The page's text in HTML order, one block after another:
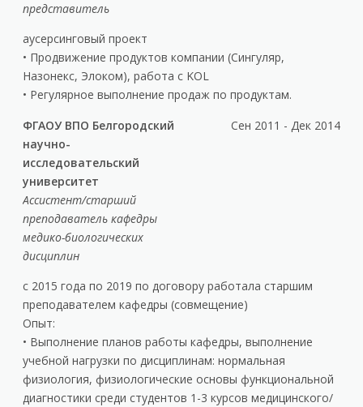
представитель
аусерсинговый проект
• Продвижение продуктов компании (Сингуляр,
Назонекс, Элоком), работа с KOL
• Регулярное выполнение продаж по продуктам.
ФГАОУ ВПО Белгородский
научно-
исследовательский
университет
Ассистент/старший
преподаватель кафедры
медико-биологических
дисциплин
Сен 2011 - Дек 2014
с 2015 года по 2019 по договору работала старшим
преподавателем кафедры (совмещение)
Опыт:
• Выполнение планов работы кафедры, выполнение
учебной нагрузки по дисциплинам: нормальная
физиология, физиологические основы функциональной
диагностики среди студентов 1-3 курсов медицинского/